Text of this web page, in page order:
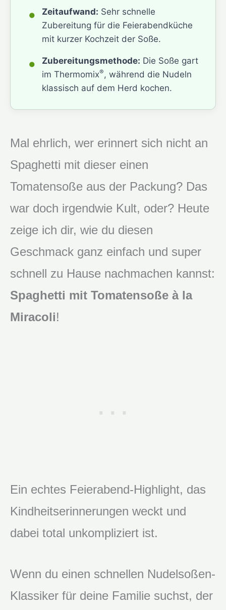
• Zeitaufwand: Sehr schnelle
Zubereitung für die Feierabendküche
mit kurzer Kochzeit der Soße.
• Zubereitungsmethode: Die Soße gart
im Thermomix®, während die Nudeln
klassisch auf dem Herd kochen.
Mal ehrlich, wer erinnert sich nicht an
Spaghetti mit dieser einen
Tomatensoße aus der Packung? Das
war doch irgendwie Kult, oder? Heute
zeige ich dir, wie du diesen
Geschmack ganz einfach und super
schnell zu Hause nachmachen kannst:
Spaghetti mit Tomatensoße à la
Miracoli!
Ein echtes Feierabend-Highlight, das
Kindheitserinnerungen weckt und
dabei total unkompliziert ist.
Wenn du einen schnellen Nudelsoßen-
Klassiker für deine Familie suchst, der